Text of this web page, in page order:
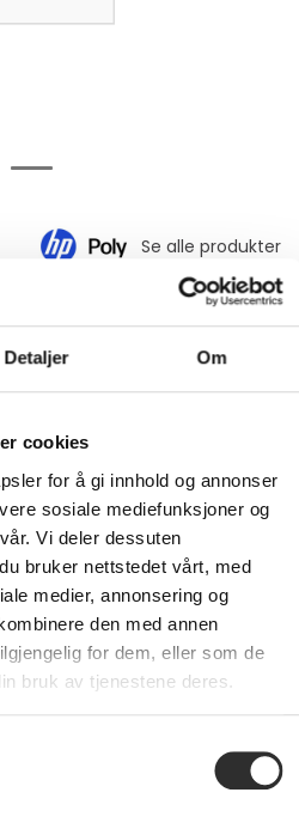
Detaljer Om
cookies
for å gi innhold og annonser
sosiale mediefunksjoner og
Vi deler dessuten
bruker nettstedet vårt, med
medier, annonsering og
den med annen
for dem, eller som de
bruk av tjenestene deres.
(estimert30dager)